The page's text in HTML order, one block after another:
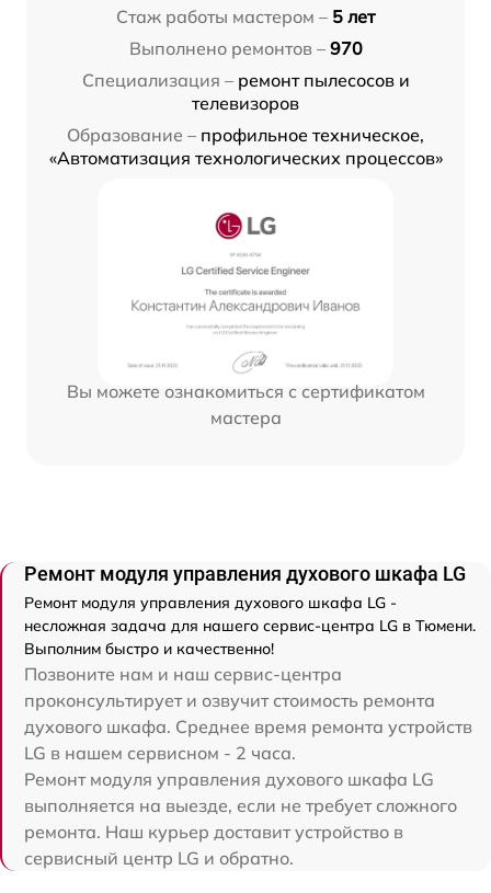
Стаж работы мастером – 5 лет
Выполнено ремонтов – 970
Специализация – ремонт пылесосов и
телевизоров
Образование – профильное техническое,
«Автоматизация технологических процессов»
Вы можете ознакомиться с сертификатом
мастера
Ремонт модуля управления духового шкафа LG
Ремонт модуля управления духового шкафа LG -
несложная задача для нашего сервис-центра LG в Тюмени.
Выполним быстро и качественно!
Позвоните нам и наш сервис-центра
проконсультирует и озвучит стоимость ремонта
духового шкафа. Среднее время ремонта устройств
LG в нашем сервисном - 2 часа.
Ремонт модуля управления духового шкафа LG
выполняется на выезде, если не требует сложного
ремонта. Наш курьер доставит устройство в
сервисный центр LG и обратно.